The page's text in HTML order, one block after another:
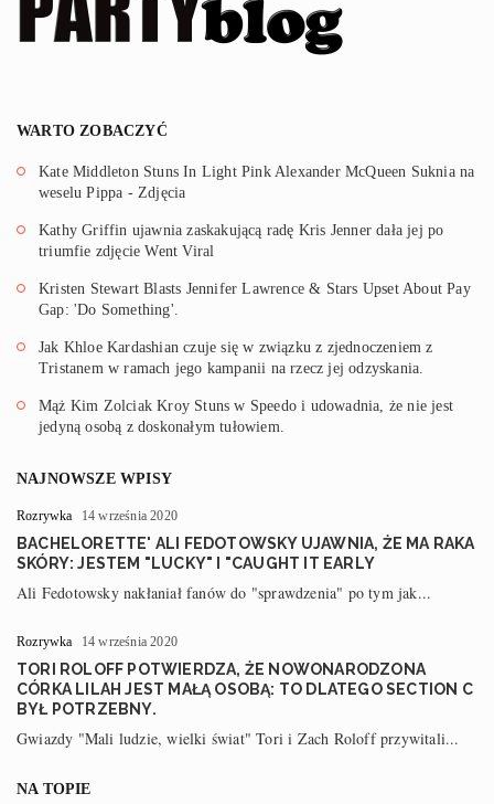
WARTO ZOBACZYĆ
Kate Middleton Stuns In Light Pink Alexander McQueen Suknia na
weselu Pippa - Zdjęcia
Kathy Griffin ujawnia zaskakującą radę Kris Jenner dała jej po
triumfie zdjęcie Went Viral
Kristen Stewart Blasts Jennifer Lawrence & Stars Upset About Pay
Gap: 'Do Something'.
Jak Khloe Kardashian czuje się w związku z zjednoczeniem z
Tristanem w ramach jego kampanii na rzecz jej odzyskania.
Mąż Kim Zolciak Kroy Stuns w Speedo i udowadnia, że nie jest
jedyną osobą z doskonałym tułowiem.
NAJNOWSZE WPISY
Rozrywka 14 września 2020
BACHELORETTE' ALI FEDOTOWSKY UJAWNIA, ŻE MA RAKA
SKÓRY: JESTEM "LUCKY" I "CAUGHT IT EARLY
Ali Fedotowsky nakłaniał fanów do "sprawdzenia" po tym jak...
Rozrywka 14 września 2020
TORI ROLOFF POTWIERDZA, ŻE NOWONARODZONA
CÓRKA LILAH JEST MAŁĄ OSOBĄ: TO DLATEGO SECTION C
BYŁ POTRZEBNY.
Gwiazdy "Mali ludzie, wielki świat" Tori i Zach Roloff przywitali...
NA TOPIE